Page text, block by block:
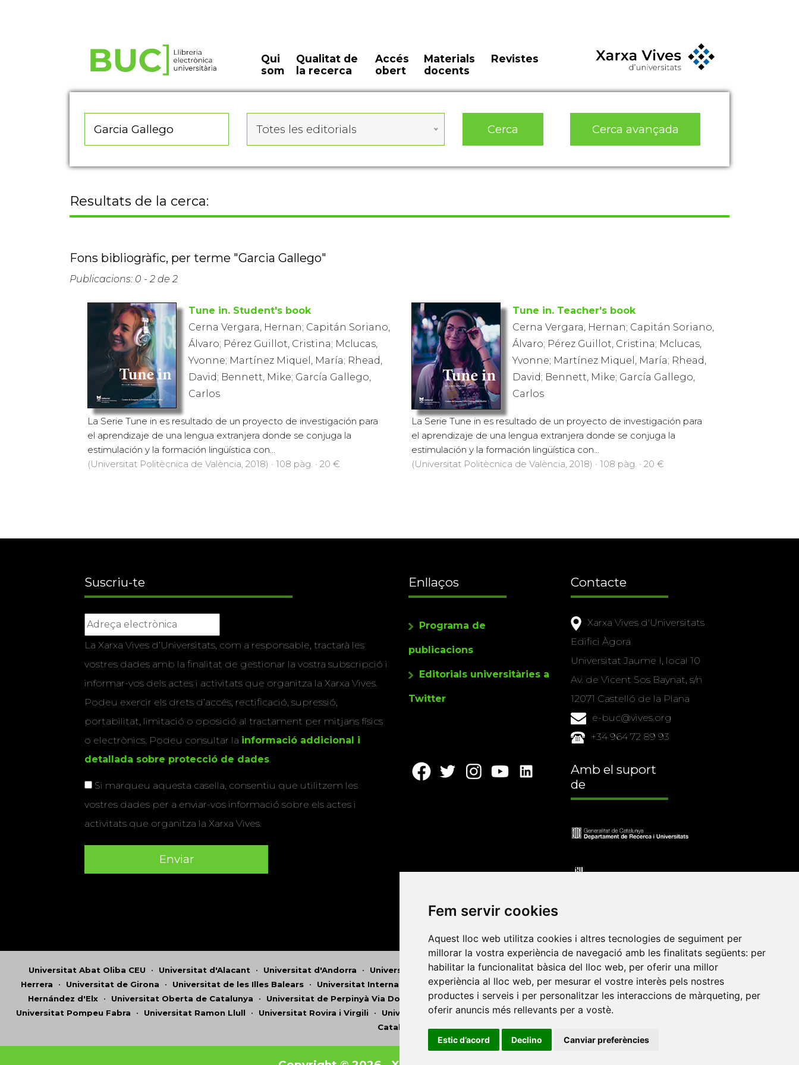
Fem servir cookies
Aquest lloc web utilitza cookies i altres tecnologies de seguiment per
millorar la vostra experiència de navegació amb les finalitats següents: per
habilitar la funcionalitat bàsica del lloc web, per oferir una millor
experiència al lloc web, per mesurar el vostre interès pels nostres
productes i serveis i per personalitzar les interaccions de màrqueting, per
oferir anuncis més rellevants per a vostè.
Estic d’acord Declino Canviar preferències
Qui
som
Qualitat de
la recerca
Accés
obert
Materials
docents
Revistes
Totes les editorials Cerca Cerca avançada
Resultats de la cerca:
Fons bibliogràfic, per terme "Garcia Gallego"
Publicacions: 0 - 2 de 2
Tune in. Student's book
Cerna Vergara, Hernan; Capitán Soriano,
Álvaro; Pérez Guillot, Cristina; Mclucas,
Yvonne; Martínez Miquel, María; Rhead,
David; Bennett, Mike; García Gallego,
Carlos
La Serie Tune in es resultado de un proyecto de investigación para
el aprendizaje de una lengua extranjera donde se conjuga la
estimulación y la formación lingüística con...
(Universitat Politècnica de València, 2018) · 108 pàg. · 20 €
Tune in. Teacher's book
Cerna Vergara, Hernan; Capitán Soriano,
Álvaro; Pérez Guillot, Cristina; Mclucas,
Yvonne; Martínez Miquel, María; Rhead,
David; Bennett, Mike; García Gallego,
Carlos
La Serie Tune in es resultado de un proyecto de investigación para
el aprendizaje de una lengua extranjera donde se conjuga la
estimulación y la formación lingüística con...
(Universitat Politècnica de València, 2018) · 108 pàg. · 20 €
Suscriu-te
La Xarxa Vives d’Universitats, com a responsable, tractarà les
vostres dades amb la finalitat de gestionar la vostra subscripció i
informar-vos dels actes i activitats que organitza la Xarxa Vives.
Podeu exercir els drets d’accés, rectificació, supressió,
portabilitat, limitació o oposició al tractament per mitjans físics
o electrònics. Podeu consultar la informació addicional i
detallada sobre protecció de dades.
Si marqueu aquesta casella, consentiu que utilitzem les
vostres dades per a enviar-vos informació sobre els actes i
activitats que organitza la Xarxa Vives.
Enllaços
Programa de
publicacions
Editorials universitàries a
Twitter
Contacte
Xarxa Vives d'Universitats
Edifici Àgora
Universitat Jaume I, local 10
Av. de Vicent Sos Baynat, s/n
12071 Castelló de la Plana
e-buc@vives.org
+34 964 72 89 93
Amb el suport
de
Universitat Abat Oliba CEU • Universitat d'Alacant • Universitat d'Andorra • Universitat Autònoma de Barcelona•Universitat de Barcelona•Universitat CEU Cardenal
Herrera • Universitat de Girona • Universitat de les Illes Balears • Universitat Internacional de Catalunya•Universitat Jaume I•Universitat de Lleida•Universitat Miguel
Hernández d'Elx • Universitat Oberta de Catalunya • Universitat de Perpinyà Via Domitia •Universitat Politècnica de Catalunya•Universitat Politècnica de València
Universitat Pompeu Fabra • Universitat Ramon Llull • Universitat Rovira i Virgili • Universitat de Sàsser•Universitat de València•Universitat de Vic - Universitat Central de
Catalunya